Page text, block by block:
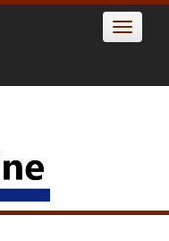
Toggle